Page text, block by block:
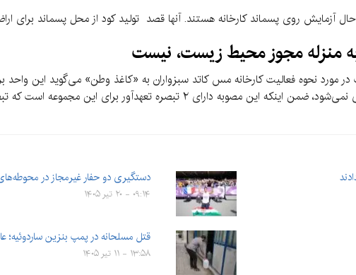
این مصوبه به منزله مجوز محیط زیست تلقی نمی‌شود، ضمن اینکه این مصوبه دارای
دستگیری دو حفار غیرمجاز در
۰۹:۱۴ - ۲۰ تیر ۱۴۰۵
قتل مسلحانه در پمپ بنزین ساردوئیه؛
۱۳:۵۸ - ۱۱ تیر ۱۴۰۵